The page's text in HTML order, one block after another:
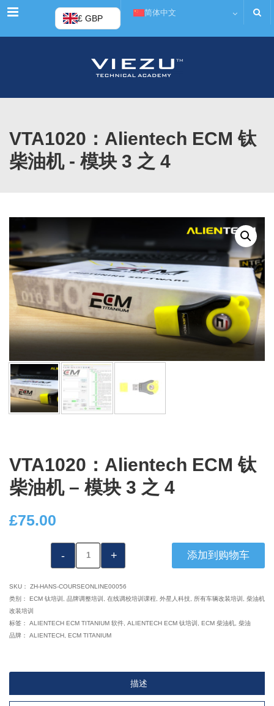
菜单 £ GBP
简体中文
VTA1020：Alientech ECM 钛
柴油机 - 模块 3 之 4
VTA1020：Alientech ECM 钛
柴油机 – 模块 3 之 4
£75.00
Alientech
钛
添加到购物车
SKU： ZH-HANS-COURSEONLINE00056
类别： ECM 钛培训 品牌调整培训 在线调校培训课程 外星人科技 所有车辆改装培训
柴油机
改装培训
标签： ALIENTECH ECM TITANIUM 软件 ALIENTECH ECM 钛培训 ECM 柴油机
柴油
品牌： ALIENTECH ECM TITANIUM
描述